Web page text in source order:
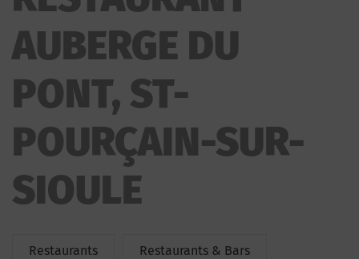
AUBERGE DU
PONT, ST-
POURÇAIN-SUR-
SIOULE
Restaurants Restaurants & Bars